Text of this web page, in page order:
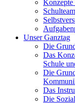
Konzepte
Schulteam
Unser Ganztag
Die
Das
Schule
Die
Das
Die